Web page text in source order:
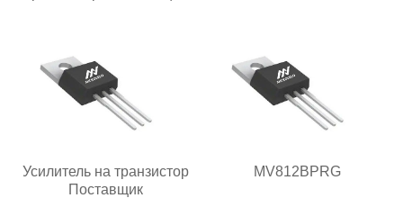
Усилитель на транзистор
Поставщик
MV812BPRG